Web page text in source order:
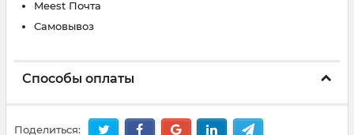
Meest Почта
Самовывоз
Способы оплаты
Поделиться: